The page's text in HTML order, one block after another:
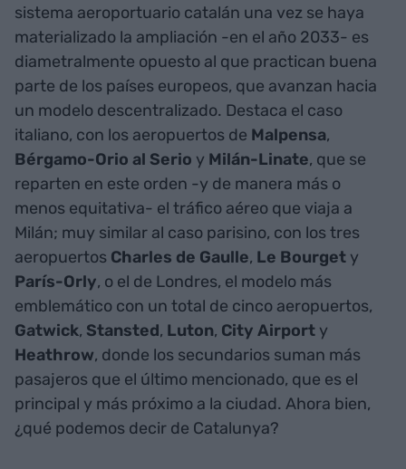
sistema aeroportuario catalán una vez se haya
materializado la ampliación -en el año 2033- es
diametralmente opuesto al que practican buena
parte de los países europeos, que avanzan hacia
un modelo descentralizado. Destaca el caso
italiano, con los aeropuertos de Malpensa,
Bérgamo-Orio al Serio y Milán-Linate, que se
reparten en este orden -y de manera más o
menos equitativa- el tráfico aéreo que viaja a
Milán; muy similar al caso parisino, con los tres
aeropuertos Charles de Gaulle, Le Bourget y
París-Orly, o el de Londres, el modelo más
emblemático con un total de cinco aeropuertos,
Gatwick, Stansted, Luton, City Airport y
Heathrow, donde los secundarios suman más
pasajeros que el último mencionado, que es el
principal y más próximo a la ciudad. Ahora bien,
¿qué podemos decir de Catalunya?